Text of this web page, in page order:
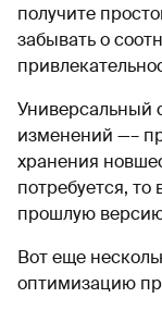
получите
забывать о
Универсальный
изменений —–
хранения
потребуется, то
прошлую
Вот еще
оптимизацию